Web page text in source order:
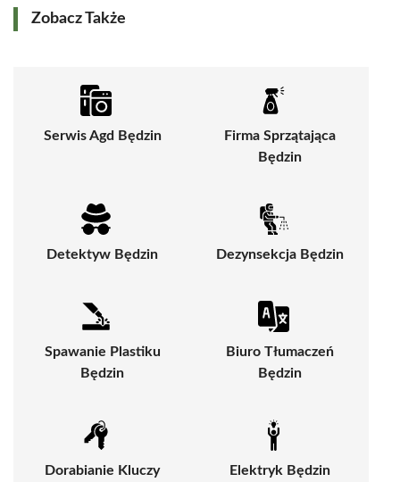
Zobacz Także
Serwis Agd Będzin
Firma Sprzątająca
Będzin
Detektyw Będzin Dezynsekcja Będzin
Spawanie Plastiku
Będzin
Biuro Tłumaczeń
Będzin
Dorabianie Kluczy
Elektryk Będzin